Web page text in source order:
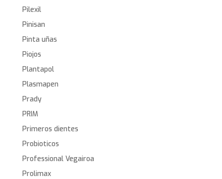
Pilexil
Pinisan
Pinta uñas
Piojos
Plantapol
Plasmapen
Prady
PRIM
Primeros dientes
Probioticos
Professional Vegairoa
Prolimax